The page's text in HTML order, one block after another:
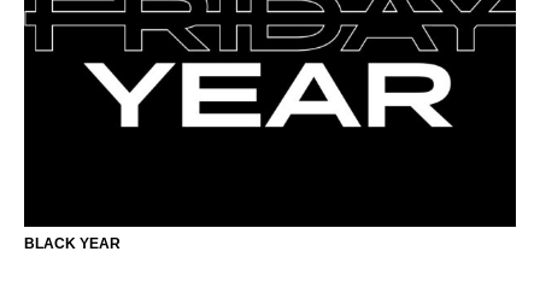
BLACK YEAR